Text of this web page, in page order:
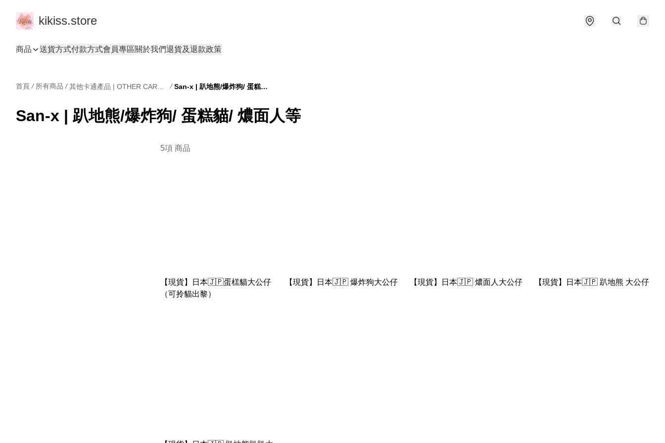
kikiss.store
商品 送貨方式付款方式會員專區關於我們退貨及退款政策
首頁 / 所有商品 / / San-x | 趴地熊/爆炸狗/ 蛋糕貓/ 燶面人等
San-x | 趴地熊/爆炸狗/ 蛋糕貓/ 燶面人等
5項 商品
【現貨】日本🇯🇵蛋榚貓大公仔
（可拎貓出黎）
【現貨】日本🇯🇵 爆炸狗大公仔 【現貨】日本🇯🇵 燶面人大公仔 【現貨】日本🇯🇵 趴地熊 大公仔